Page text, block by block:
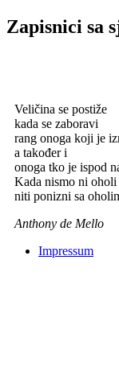
Zapisnici sa
Veličina se postiže
kada se zaboravi
rang onoga koji je
a također i
onoga tko je ispod
Kada nismo ni oholi
niti ponizni sa
Anthony de Mello
Impressum